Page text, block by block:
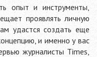
опыт и инструменты,
проявлять личную
удастся создать еще
и именно у вас
журналисты Times,